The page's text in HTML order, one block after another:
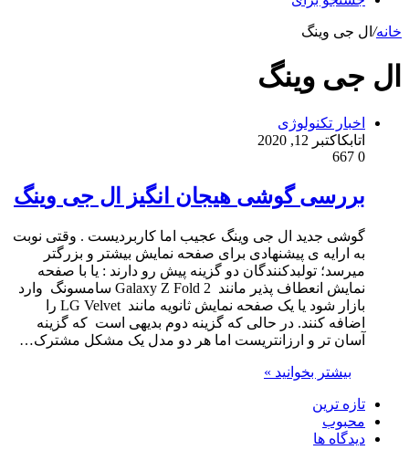
خانه/ ال جی وینگ
ال جی وینگ
اخبار تکنولوژی
اتابکاکتبر 12, 2020
0
بررسی گوشی هیجان انگیز ال جی وینگ
گوشی جدید ال جی وینگ عجیب اما کاربردیست . وقتی نوبت
به ارایه ی پیشنهادی برای صفحه نمایش بیشتر و بزرگتر
میرسد؛ تولبدکنندگان دو گزینه پیش رو دارند : یا با صفحه
نمایش انعطاف پذیر مانند Galaxy Z Fold 2 سامسونگ وارد
بازار شود یا یک صفحه نمایش ثانویه مانند LG Velvet را
اضافه کنند. در حالی که گزینه دوم بدیهی است که گزینه
آسان تر و ارزانتریست اما هر دو مدل یک مشکل مشترک…
بیشتر بخوانید »
تازه ترین
محبوب
دیدگاه ها